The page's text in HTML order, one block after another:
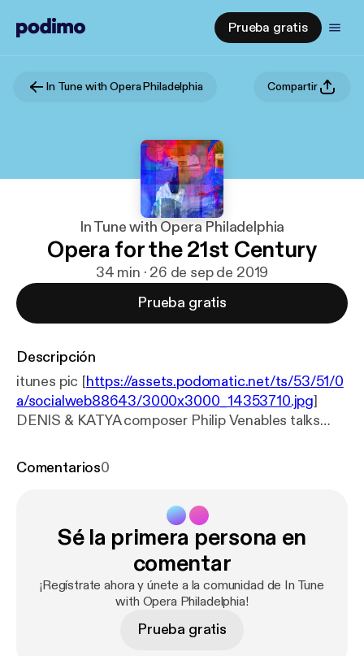
Prueba gratis
In Tune with Opera Philadelphia Compartir
In Tune with Opera Philadelphia
Opera for the 21st Century
34 min · 26 de sep de 2019
Prueba gratis
Descripción
itunes pic [https://assets.podomatic.net/ts/53/51/0
a/socialweb88643/3000x3000_14353710.jpg]
DENIS & KATYA composer Philip Venables talks
creating the O19 world premiere.
Comentarios0
Sé la primera persona en
comentar
¡Regístrate ahora y únete a la comunidad de In Tune
with Opera Philadelphia!
Prueba gratis